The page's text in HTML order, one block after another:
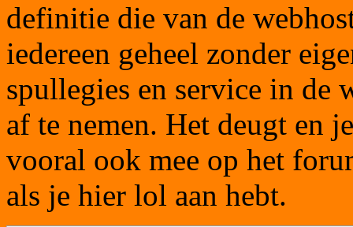
definitie die van de
iedereen geheel zonder
spullegies en service in de
af te nemen. Het deugt en
vooral ook mee op het
als je hier lol aan hebt.